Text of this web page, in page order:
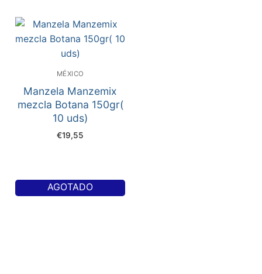
MÉXICO
Manzela Manzemix
mezcla Botana 150gr(
10 uds)
€19,55
AGOTADO